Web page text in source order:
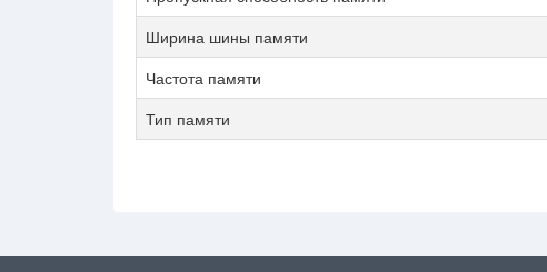
Ширина шины памяти
Частота памяти
Тип памяти